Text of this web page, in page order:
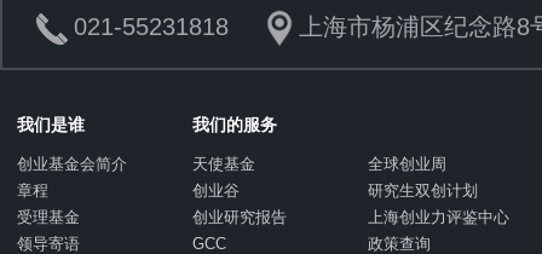
021-55231818 上海市杨浦区纪念路
我们是谁
创业基金会简介
章程
受理基金
领导寄语
我们的服务
天使基金
全球创业周
创业谷
研究生双创计划
创业研究报告
上海创业力评鉴中心
GCC
政策查询